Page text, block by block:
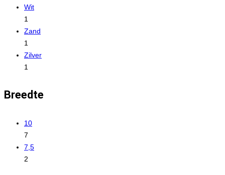
Wit
1
Zand
1
Zilver
1
Breedte
10
7
7,5
2